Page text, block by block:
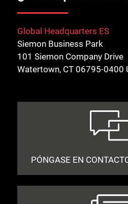
Global Headquarters ES
Siemon Business Park
101 Siemon Company Drive
Watertown, CT 06795-0400
PÓNGASE EN